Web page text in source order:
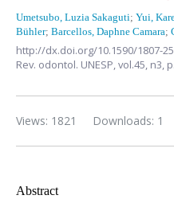
Umetsubo, Luzia Sakaguti; Yui,
Bühler; Barcellos, Daphne Camara;
http://dx.doi.org/10.1590/1807-
Rev. odontol. UNESP,vol.45, n3,
Downloads: 1
Views: 1821
Abstract